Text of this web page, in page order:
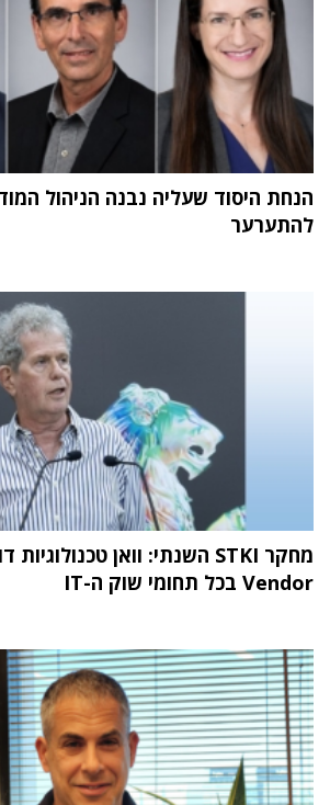
הנחת היסוד שעליה נבנה הניהול
להתערער
Vendor בכל תחומי שוק ה-IT